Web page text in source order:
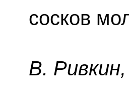
сосков
B.